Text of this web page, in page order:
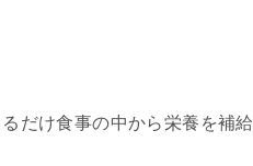
だけ食事の中から栄養を補給